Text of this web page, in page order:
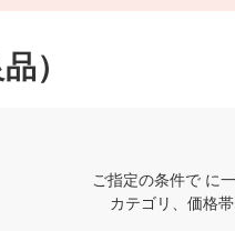
）
ご指定の条件で に
カテゴリ、価格